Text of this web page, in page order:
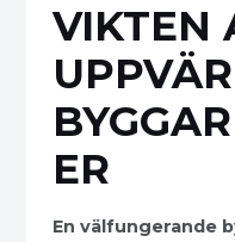
VIKTEN
ER
En välfungerande